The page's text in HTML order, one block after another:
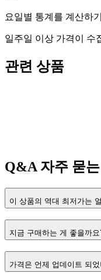
요일별 통계를 계산하
일주일 이상 가격이 수
관련 상품
Q&A자주 묻
이 상품의 역대 최저가는
지금 구매하는 게 좋을까요
가격은 언제 업데이트 되